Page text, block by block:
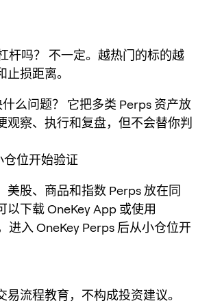
杆吗？
不一定。越热门的标的越
损距离。
么问题？
它把多类 Perps 资产放
观察、执行和复盘，但不会替你判
仓位开始验证
美股、商品和指数 Perps 放在同
以下载 OneKey App 或使用
进入 OneKey Perps 后从小仓位开
流程教育，不构成投资建议。